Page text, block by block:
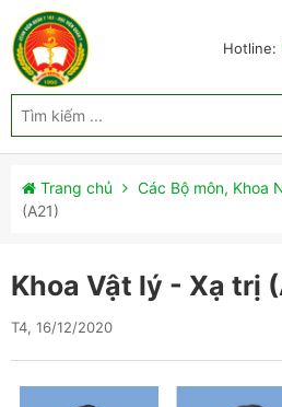
Hotline:
Trang chủ Các Bộ môn, Khoa
(A21)
Khoa Vật lý - Xạ trị
T4, 16/12/2020